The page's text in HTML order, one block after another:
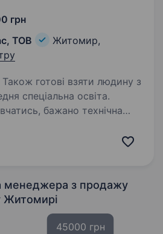
грн
ТОВ
Житомир,
Також готові взяти людину з
спеціальна освіта.
кожна третя субота
менеджера з продажу
Житомирі
45000 грн